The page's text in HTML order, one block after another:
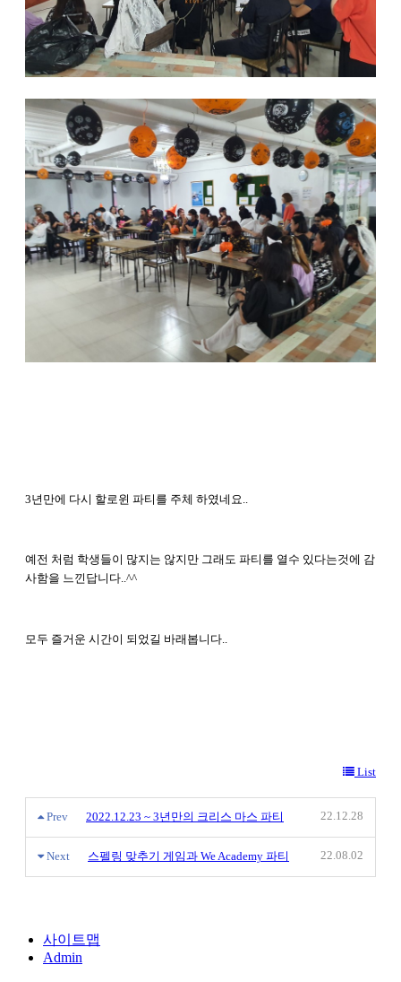
3년만에 다시 할로윈 파티를 주체 하였네요..
예전 처럼 학생들이 많지는 않지만 그래도 파티를 열수 있다는것에 감
사함을 느낀답니다..^^
모두 즐거운 시간이 되었길 바래봅니다..
List
Prev 2022.12.23 ~ 3년만의 크리스 마스 파티 22.12.28
Next 스펠링 맞추기 게임과 We Academy 파티 22.08.02
사이트맵
Admin